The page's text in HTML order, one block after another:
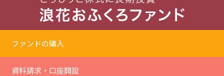
ファンドの購入
資料請求・口座開設